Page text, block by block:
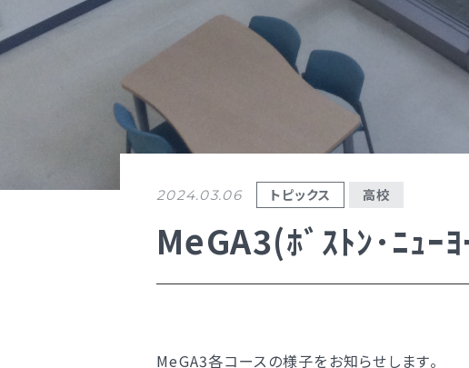
新潟明訓中学校
中高一貫グランドデザイン
学校案内
（デジタルパンフ）
明訓の学び（カリキュラムポリシー）
新潟明訓高等学校
明訓の学び GSC
2024.03.06 トピックス 高校
MeGA3(ﾎﾞｽﾄﾝ･ﾆｭｰﾖ
MeGA3各コースの様子をお知らせします。